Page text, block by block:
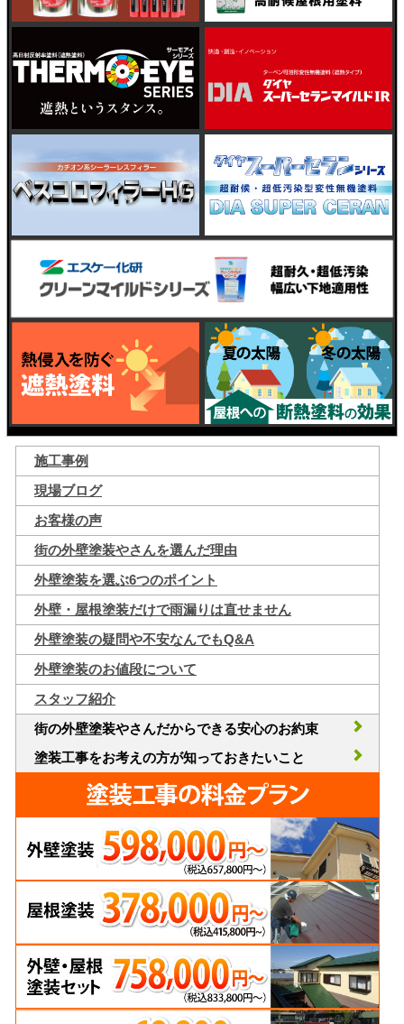
施工事例
現場ブログ
お客様の声
街の外壁塗装やさんを選んだ理由
外壁塗装を選ぶ6つのポイント
外壁・屋根塗装だけで雨漏りは直せません
外壁塗装の疑問や不安なんでもQ&A
外壁塗装のお値段について
スタッフ紹介
街の外壁塗装やさんだからできる安心のお約束
塗装工事をお考えの方が知っておきたいこと